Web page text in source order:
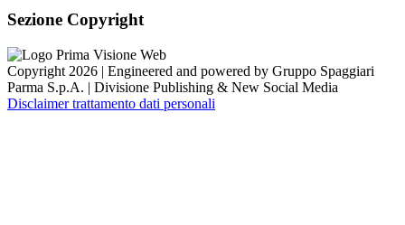
Sezione Copyright
Copyright 2026 | Engineered and powered by Gruppo Spaggiari
Parma S.p.A. | Divisione Publishing & New Social Media
Disclaimer trattamento dati personali